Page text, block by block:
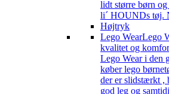
lidt større børn
li´ HOUNDs tøj.
Højtryk
Lego WearLego
kvalitet og
Lego Wear i den
køber lego
der er slidstærkt ,
god leg og